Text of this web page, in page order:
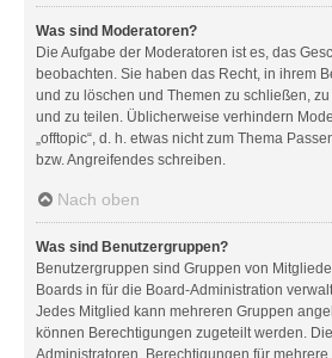
Was sind Moderatoren?
Die Aufgabe der Moderatoren ist es, das
beobachten. Sie haben das Recht, in ihrem
und zu löschen und Themen zu schließen,
und zu teilen. Üblicherweise verhindern
„offtopic“, d. h. etwas nicht zum Thema
bzw. Angreifendes schreiben.
Nach oben
Was sind Benutzergruppen?
Benutzergruppen sind Gruppen von
Boards in für die Board-Administration
Jedes Mitglied kann mehreren Gruppen
können Berechtigungen zugeteilt werden.
Administratoren, Berechtigungen für